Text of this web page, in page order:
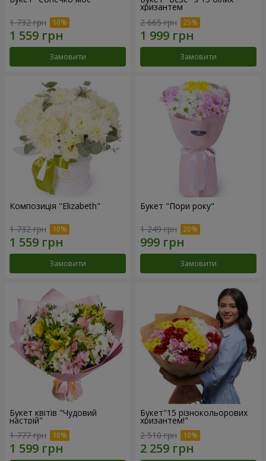
1 732 грн
Замовити
хризантем
2 665 грн
Замовити
Композиція "Elizabeth"
1 732 грн
Замовити
Букет "Пори року"
1 249 грн
Замовити
Букет квітів "Чудовий
настрій"
1 777 грн
Букет"15 різнокольорових
хризантем!"
2 510 грн